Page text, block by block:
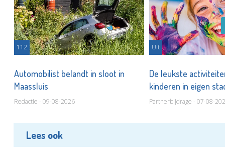
112
Automobilist belandt in sloot in
Maassluis
Redactie - 09-08-2026
Uit
De leukste
kinderen in eigen
Partnerbijdrage - 07-08-
Lees ook